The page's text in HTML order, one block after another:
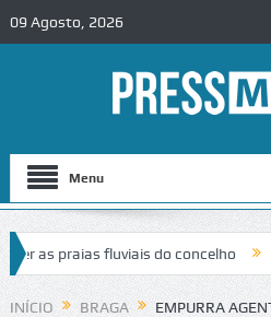
09 Agosto, 2026
Menu
praias fluviais do concelho
INÍCIO BRAGA
EMPURRA